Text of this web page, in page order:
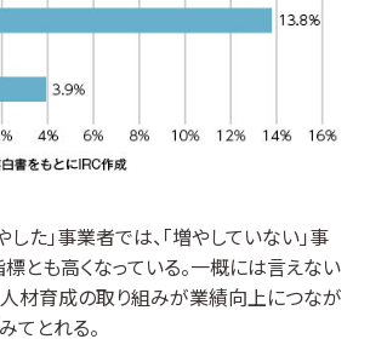
た」事業者では、「増やしていない」事
とも高くなっている。一概には言えない
人材育成の取り組みが業績向上につなが
てとれる。